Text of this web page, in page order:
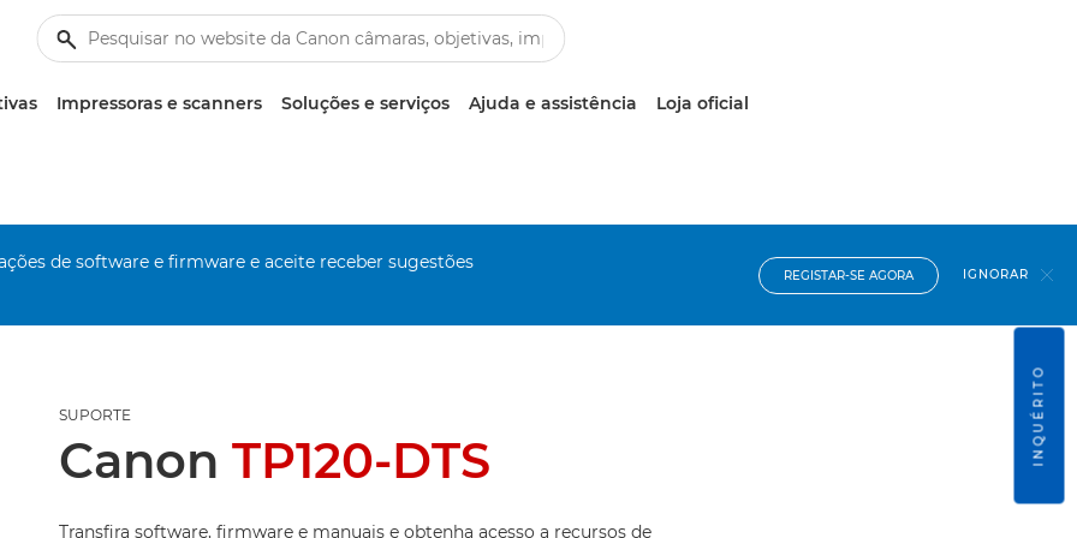
Impressoras e scanners Soluções e serviços Ajuda e assistência Loja oficial
de software e firmware e aceite receber sugestões
REGISTAR-SE AGORA IGNORAR
SUPORTE
Canon TP120-DTS
Transfira software, firmware e manuais e obtenha acesso a recursos de
INQUÉRITO